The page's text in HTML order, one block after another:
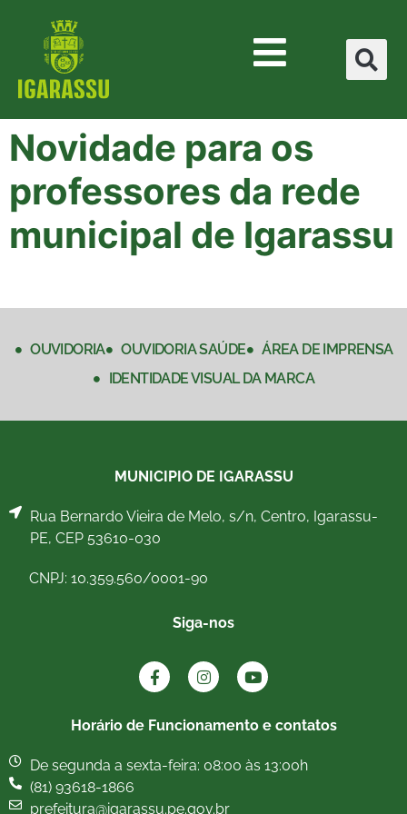
Novidade para os
professores da rede
municipal de Igarassu
OUVIDORIA OUVIDORIA SAÚDE
ÁREA DE IMPRENSA
IDENTIDADE VISUAL DA MARCA
MUNICIPIO DE IGARASSU
Rua Bernardo Vieira de Melo, s/n, Centro, Igarassu-
PE, CEP 53610-030
CNPJ: 10.359.560/0001-90
Siga-nos
Horário de Funcionamento e contatos
De segunda a sexta-feira: 08:00 às 13:00h
(81) 93618-1866
prefeitura@igarassu.pe.gov.br